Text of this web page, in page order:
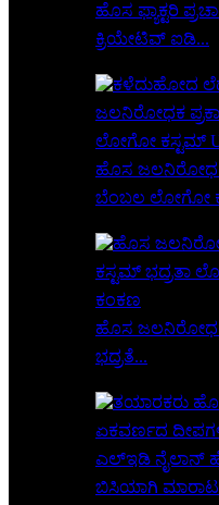
ಹೊಸ ಫ್ಯಾಕ್ಟರಿ
ಕ್ರಿಯೇಟಿವ್ ಐಡಿ...
ಹೊಸ ಜಲನಿರೋಧಕ
ಬೆಂಬಲ ಲೋಗೋ
ಹೊಸ
ಭದ್ರತೆ...